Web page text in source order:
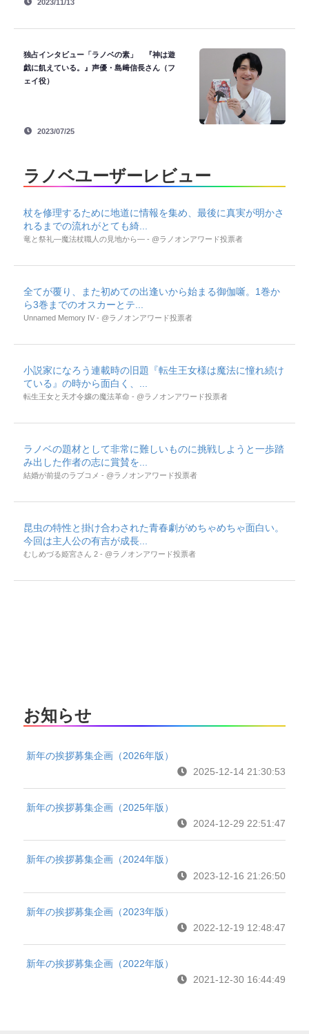
2023/11/13
独占インタビュー「ラノベの素」 『神は遊
戯に飢えている。』声優・島﨑信長さん（フ
ェイ役）
2023/07/25
ラノベユーザーレビュー
杖を修理するために地道に情報を集め、最後に真実が明かさ
れるまでの流れがとても綺...
竜と祭礼―魔法杖職人の見地から― - @ラノオンアワード投票者
全てが覆り、また初めての出逢いから始まる御伽噺。1巻か
ら3巻までのオスカーとテ...
Unnamed Memory IV - @ラノオンアワード投票者
小説家になろう連載時の旧題『転生王女様は魔法に憧れ続け
ている』の時から面白く、...
転生王女と天才令嬢の魔法革命 - @ラノオンアワード投票者
ラノベの題材として非常に難しいものに挑戦しようと一歩踏
み出した作者の志に賞賛を...
結婚が前提のラブコメ - @ラノオンアワード投票者
昆虫の特性と掛け合わされた青春劇がめちゃめちゃ面白い。
今回は主人公の有吉が成長...
むしめづる姫宮さん 2 - @ラノオンアワード投票者
お知らせ
新年の挨拶募集企画（2026年版）
2025-12-14 21:30:53
新年の挨拶募集企画（2025年版）
2024-12-29 22:51:47
新年の挨拶募集企画（2024年版）
2023-12-16 21:26:50
新年の挨拶募集企画（2023年版）
2022-12-19 12:48:47
新年の挨拶募集企画（2022年版）
2021-12-30 16:44:49